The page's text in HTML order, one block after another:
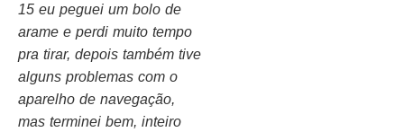
15 eu peguei um bolo de
arame e perdi muito tempo
pra tirar, depois também tive
alguns problemas com o
aparelho de navegação,
mas terminei bem, inteiro